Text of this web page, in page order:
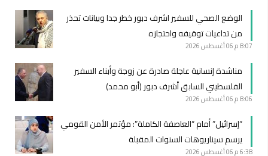
الوضع الصحي للسفير اشرف دبور خطر جدا وبيانات تحذر
من تداعيات توقيفه واحتجازه
8:07 م 06 أغسطس 2026
مناشدة إنسانية عاجلة صادرة عن زوجة وأبناء السفير
الفلسطيني السابق أشرف دبور (أبو محمد)
8:06 م 06 أغسطس 2026
“إسرائيل” أمام “العاصفة الكاملة”: مؤتمر الأمن القومي
يرسم سيناريوهات السنوات المقبلة
6:38 م 06 أغسطس 2026